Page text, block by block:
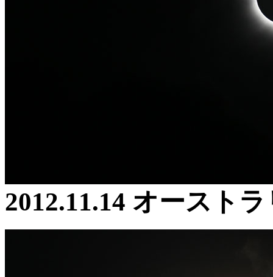
2012.11.14 オースト